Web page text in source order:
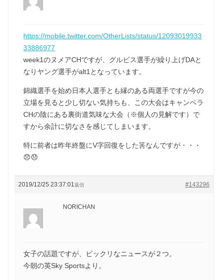
https://mobile.twitter.com/OtherLists/status/12093019933
33886977
week1のヌメアCHですが、グルビス選手が繰り上げDAと
なりヤング選手がalt1となっています。
錦織選手を始め日本人選手とも縁のある両選手ですが今の
立場を見ると少し切ない気持ちも、この大会はキャンベラ
CHの陰にある裏街道気味な大会（※個人の見解です）で
すから余計に切なさを感じてしまいます。
特に前者は昨年終盤にV字回復をした筈なんですが・・・
😞😞
2019/12/25 23:37:01 #143296
返信
NORICHAN
女子の話題ですが、ビックリなニュースが２つ。
今朝の英Sky Sportsより。